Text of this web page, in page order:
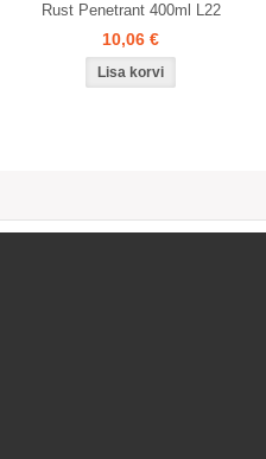
Rust Penetrant 400ml L22
10,06 €